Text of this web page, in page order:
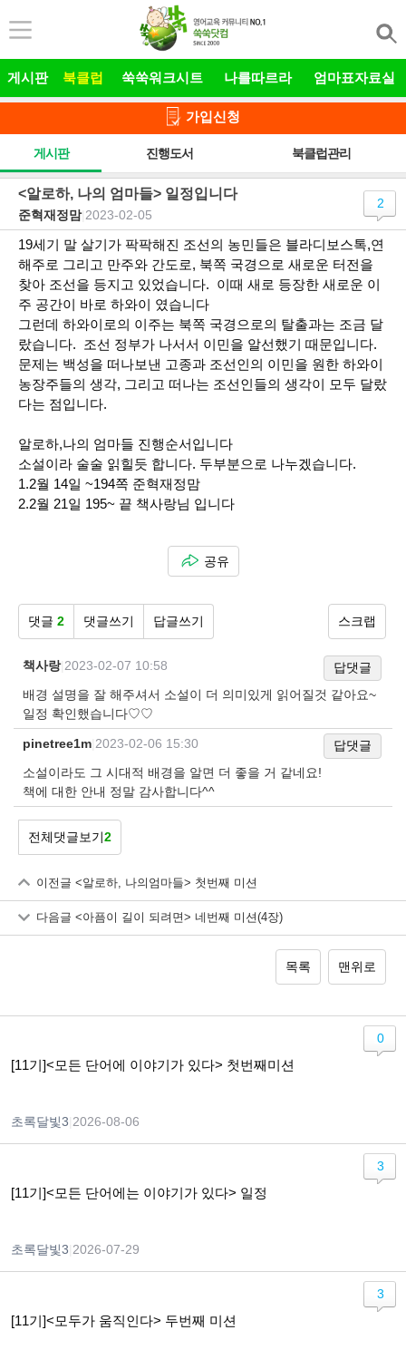
게시판 북클럽 쑥쑥워크시트 나를따르라 엄마표자료실
가입신청
게시판 진행도서 북클럽관리
<알로하, 나의 엄마들> 일정입니다
준혁재정맘| 2023-02-05
2
19세기 말 살기가 팍팍해진 조선의 농민들은 블라디보스톡,연
해주로 그리고 만주와 간도로, 북쪽 국경으로 새로운 터전을
찾아 조선을 등지고 있었습니다. 이때 새로 등장한 새로운 이
주 공간이 바로 하와이 였습니다
그런데 하와이로의 이주는 북쪽 국경으로의 탈출과는 조금 달
랐습니다. 조선 정부가 나서서 이민을 알선했기 때문입니다.
문제는 백성을 떠나보낸 고종과 조선인의 이민을 원한 하와이
농장주들의 생각, 그리고 떠나는 조선인들의 생각이 모두 달랐
다는 점입니다.
알로하,나의 엄마들 진행순서입니다
소설이라 술술 읽힐듯 합니다. 두부분으로 나누겠습니다.
1.2월 14일 ~194쪽 준혁재정맘
2.2월 21일 195~ 끝 책사랑님 입니다
공유
댓글 2 댓글쓰기 답글쓰기 스크랩
책사랑| 2023-02-07 10:58
답댓글
배경 설명을 잘 해주셔서 소설이 더 의미있게 읽어질것 같아요~
일정 확인했습니다♡♡
pinetree1m 2023-02-06 15:30
답댓글
소설이라도 그 시대적 배경을 알면 더 좋을 거 같네요!
책에 대한 안내 정말 감사합니다^^
전체댓글보기2
이전글 <알로하, 나의엄마들> 첫번째 미션
다음글 <아픔이 길이 되려면> 네번째 미션(4장)
목록 맨위로
[11기]<모든 단어에 이야기가 있다> 첫번째미션
초록달빛3 2026-08-06
0
[11기]<모든 단어에는 이야기가 있다> 일정
초록달빛3 2026-07-29
3
[11기]<모두가 움직인다> 두번째 미션
3